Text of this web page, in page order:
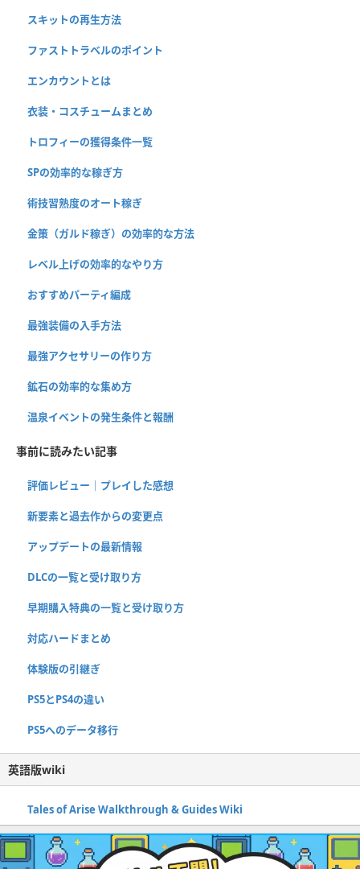
スキットの再生方法
ファストトラベルのポイント
エンカウントとは
衣装・コスチュームまとめ
トロフィーの獲得条件一覧
SPの効率的な稼ぎ方
術技習熟度のオート稼ぎ
金策（ガルド稼ぎ）の効率的な方法
レベル上げの効率的なやり方
おすすめパーティ編成
最強装備の入手方法
最強アクセサリーの作り方
鉱石の効率的な集め方
温泉イベントの発生条件と報酬
事前に読みたい記事
評価レビュー｜プレイした感想
新要素と過去作からの変更点
アップデートの最新情報
DLCの一覧と受け取り方
早期購入特典の一覧と受け取り方
対応ハードまとめ
体験版の引継ぎ
PS5とPS4の違い
PS5へのデータ移行
英語版wiki
Tales of Arise Walkthrough & Guides Wiki